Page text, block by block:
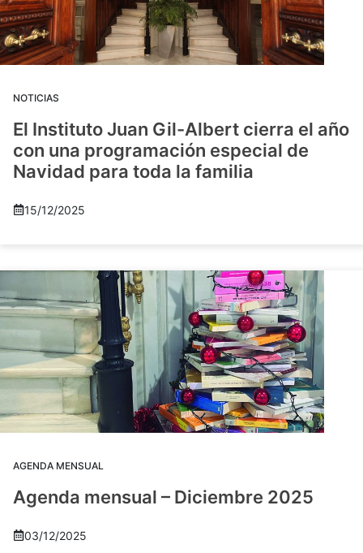
NOTICIAS
El Instituto Juan Gil-Albert cierra el año
con una programación especial de
Navidad para toda la familia
15/12/2025
AGENDA MENSUAL
Agenda mensual – Diciembre 2025
03/12/2025